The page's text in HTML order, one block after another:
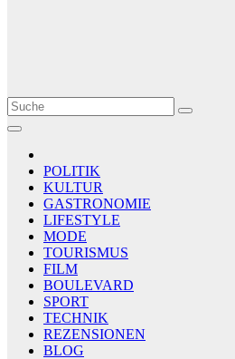
Le Matin
AGENCE DE PRESSE
POLITIK
KULTUR
GASTRONOMIE
LIFESTYLE
MODE
TOURISMUS
FILM
BOULEVARD
SPORT
TECHNIK
REZENSIONEN
BLOG